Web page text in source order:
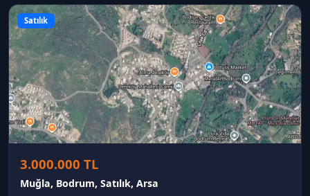
Satılık
3.000.000 TL
Muğla, Bodrum, Satılık, Arsa